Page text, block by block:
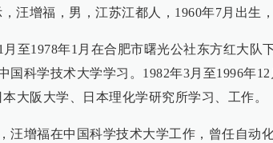
汪增福，男，江苏江都人，1960年7月出生
月至1978年1月在合肥市曙光公社东方红大队
国科学技术大学学习。1982年3月至1996年
大阪大学、日本理化学研究所学习、工作。
汪增福在中国科学技术大学工作，曾任自动